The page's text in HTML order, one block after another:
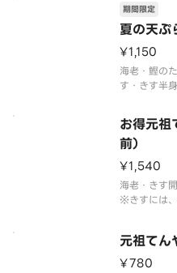
は交換でき
ばしのみで
夏の天ぷ
期間限定
¥1,150
海老・鰹の
す・きす半
ご確認くだ
きません。
です。
お得元祖
前）
¥1,540
海老・きす
※きすには
商品のアレ
フィシャル
元祖てん
¥780